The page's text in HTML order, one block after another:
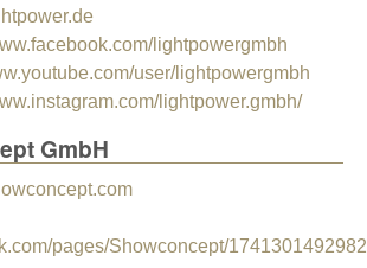
lightpowergmbh
user/lightpowergmbh
lightpower.gmbh/
GmbH
pages/Showconcept/